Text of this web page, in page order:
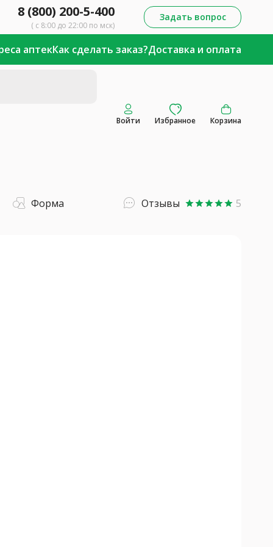
8 (800) 200-5-400
( с 8:00 до 22:00 по мск)
Задать вопрос
аптекКак сделать заказ?Доставка и оплата
Войти Избранное Корзина
Форма Отзывы starstarstarstarstar 5